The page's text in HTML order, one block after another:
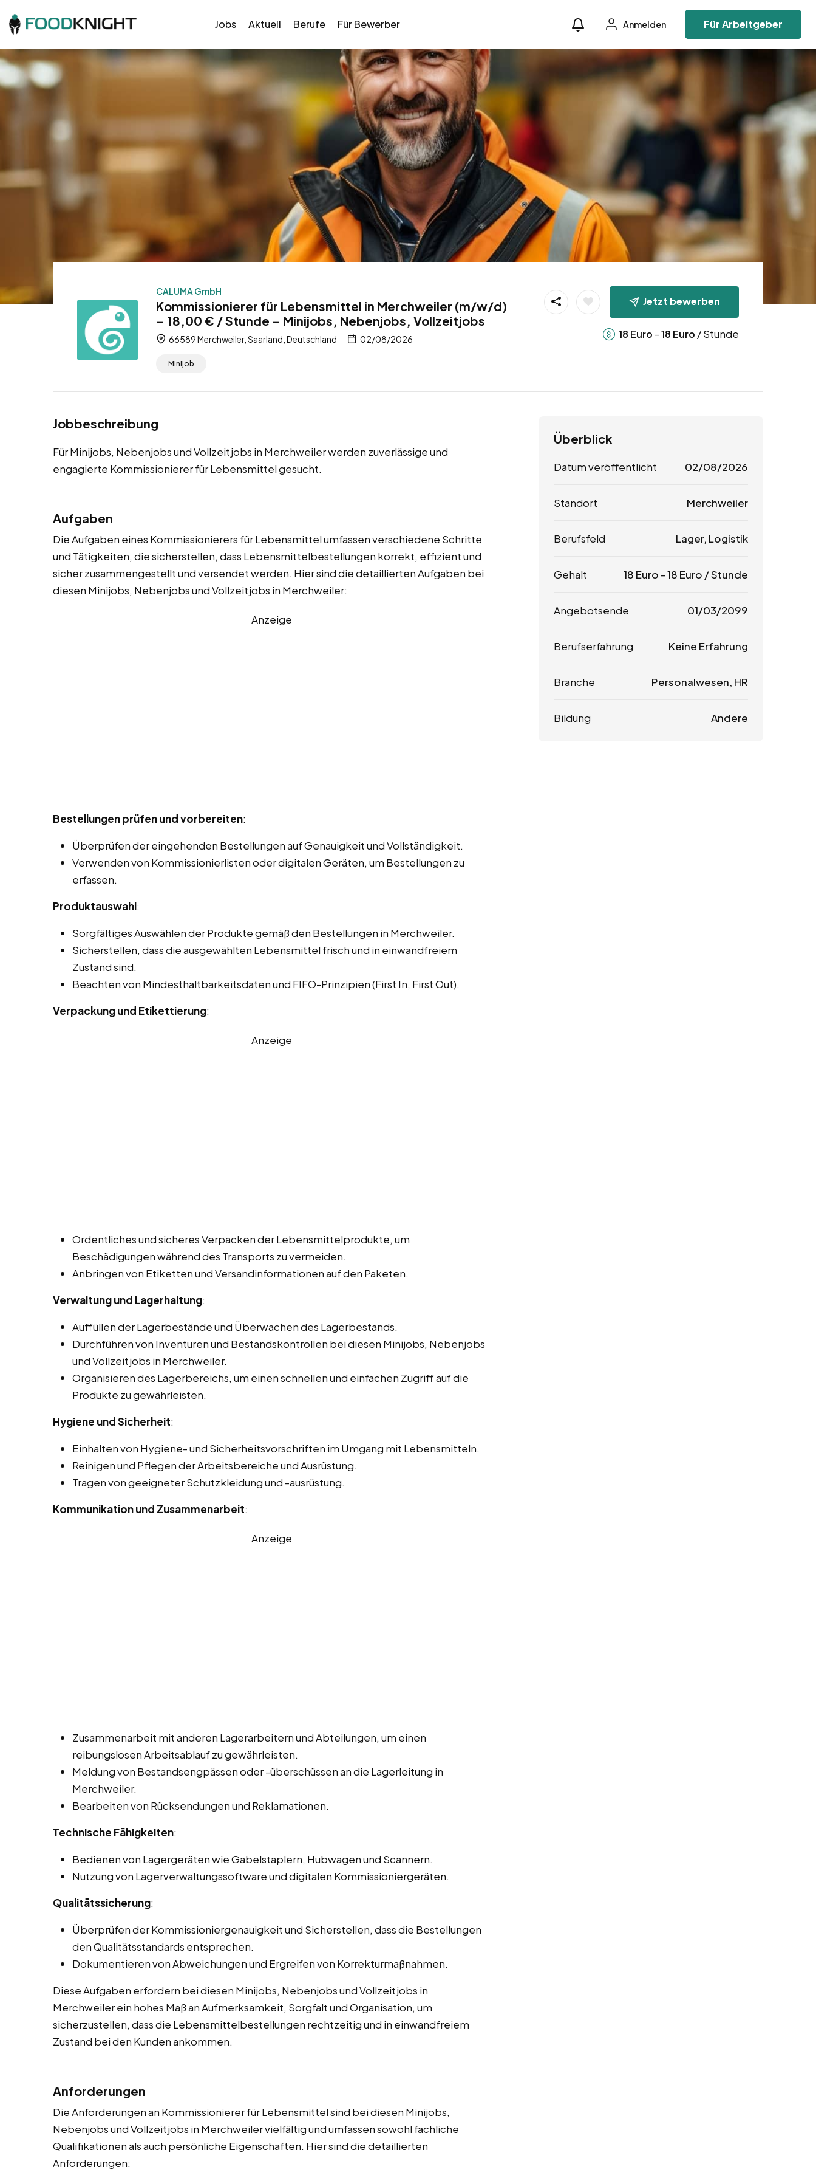
Jobs Aktuell Berufe Für Bewerber Anmelden Für Arbeitgeber
CALUMA GmbH
Kommissionierer für Lebensmittel in Merchweiler (m/w/d)
– 18,00 € / Stunde – Minijobs, Nebenjobs, Vollzeitjobs
66589 Merchweiler, Saarland, Deutschland 02/08/2026
Minijob
Jetzt bewerben
18 Euro -18 Euro / Stunde
Jobbeschreibung
Für Minijobs, Nebenjobs und Vollzeitjobs in Merchweiler werden zuverlässige und
engagierte Kommissionierer für Lebensmittel gesucht.
Aufgaben
Die Aufgaben eines Kommissionierers für Lebensmittel umfassen verschiedene Schritte
und Tätigkeiten, die sicherstellen, dass Lebensmittelbestellungen korrekt, effizient und
sicher zusammengestellt und versendet werden. Hier sind die detaillierten Aufgaben bei
diesen Minijobs, Nebenjobs und Vollzeitjobs in Merchweiler:
Anzeige
Bestellungen prüfen und vorbereiten:
Überprüfen der eingehenden Bestellungen auf Genauigkeit und Vollständigkeit.
Verwenden von Kommissionierlisten oder digitalen Geräten, um Bestellungen zu
erfassen.
Produktauswahl:
Sorgfältiges Auswählen der Produkte gemäß den Bestellungen in Merchweiler.
Sicherstellen, dass die ausgewählten Lebensmittel frisch und in einwandfreiem
Zustand sind.
Beachten von Mindesthaltbarkeitsdaten und FIFO-Prinzipien (First In, First Out).
Verpackung und Etikettierung:
Anzeige
Ordentliches und sicheres Verpacken der Lebensmittelprodukte, um
Beschädigungen während des Transports zu vermeiden.
Anbringen von Etiketten und Versandinformationen auf den Paketen.
Verwaltung und Lagerhaltung:
Auffüllen der Lagerbestände und Überwachen des Lagerbestands.
Durchführen von Inventuren und Bestandskontrollen bei diesen Minijobs, Nebenjobs
und Vollzeitjobs in Merchweiler.
Organisieren des Lagerbereichs, um einen schnellen und einfachen Zugriff auf die
Produkte zu gewährleisten.
Hygiene und Sicherheit:
Einhalten von Hygiene- und Sicherheitsvorschriften im Umgang mit Lebensmitteln.
Reinigen und Pflegen der Arbeitsbereiche und Ausrüstung.
Tragen von geeigneter Schutzkleidung und -ausrüstung.
Kommunikation und Zusammenarbeit:
Anzeige
Zusammenarbeit mit anderen Lagerarbeitern und Abteilungen, um einen
reibungslosen Arbeitsablauf zu gewährleisten.
Meldung von Bestandsengpässen oder -überschüssen an die Lagerleitung in
Merchweiler.
Bearbeiten von Rücksendungen und Reklamationen.
Technische Fähigkeiten:
Bedienen von Lagergeräten wie Gabelstaplern, Hubwagen und Scannern.
Nutzung von Lagerverwaltungssoftware und digitalen Kommissioniergeräten.
Qualitätssicherung:
Überprüfen der Kommissioniergenauigkeit und Sicherstellen, dass die Bestellungen
den Qualitätsstandards entsprechen.
Dokumentieren von Abweichungen und Ergreifen von Korrekturmaßnahmen.
Diese Aufgaben erfordern bei diesen Minijobs, Nebenjobs und Vollzeitjobs in
Merchweiler ein hohes Maß an Aufmerksamkeit, Sorgfalt und Organisation, um
sicherzustellen, dass die Lebensmittelbestellungen rechtzeitig und in einwandfreiem
Zustand bei den Kunden ankommen.
Anforderungen
Die Anforderungen an Kommissionierer für Lebensmittel sind bei diesen Minijobs,
Nebenjobs und Vollzeitjobs in Merchweiler vielfältig und umfassen sowohl fachliche
Qualifikationen als auch persönliche Eigenschaften. Hier sind die detaillierten
Anforderungen:
Überblick
Datum veröffentlicht 02/08/2026
Standort Merchweiler
Berufsfeld Lager, Logistik
Gehalt 18 Euro -18 Euro / Stunde
Angebotsende 01/03/2099
Berufserfahrung Keine Erfahrung
Branche Personalwesen, HR
Bildung Andere